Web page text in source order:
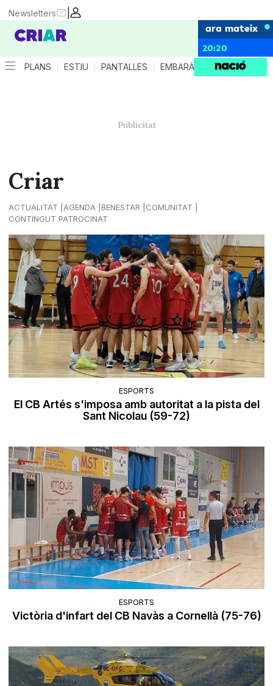
|
Newsletters
ara mateix
20:20
PLANS ESTIU PANTALLES EMBARÀS CRIANÇA
Criar
ACTUALITAT AGENDA BENESTAR
COMUNITAT
CONTINGUT PATROCINAT
ESPORTS
El CB Artés s'imposa amb autoritat a la pista del
Sant Nicolau (59-72)
ESPORTS
Victòria d'infart del CB Navàs a Cornellà (75-76)